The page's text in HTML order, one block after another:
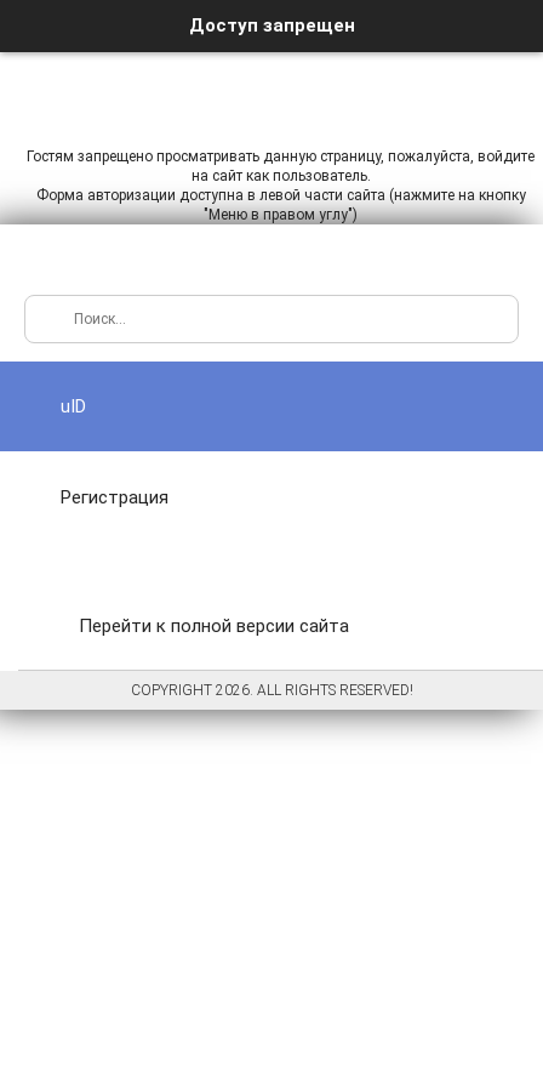
Доступ запрещен
Гостям запрещено просматривать данную страницу, пожалуйста, войдите
на сайт как пользователь.
Форма авторизации доступна в левой части сайта (нажмите на кнопку
"Меню в правом углу")
uID
Регистрация
Перейти к полной версии сайта
COPYRIGHT 2026. ALL RIGHTS RESERVED!